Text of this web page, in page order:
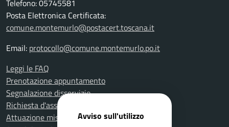
Telefono: 05745581
Posta Elettronica Certificata:
comune.montemurlo@postacert.toscana.it
Email: protocollo@comune.montemurlo.po.it
Leggi le FAQ
Prenotazione appuntamento
Segnalazione disservizio
Richiesta d'assistenza
Attuazione misure PNRRAvviso sull'utilizzo